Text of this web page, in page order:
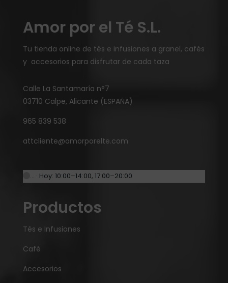
Amor por el Té S.L.
Tu tienda online de tés e infusiones a granel, cafés
y accesorios para disfrutar de cada taza
Calle La Santamaría n°7
03710 Calpe, Alicante (ESPAÑA)
965 839 538
attcliente@amorporelte.com
… · Hoy: 10:00–14:00, 17:00–20:00
Productos
Tés e Infusiones
Café
Accesorios